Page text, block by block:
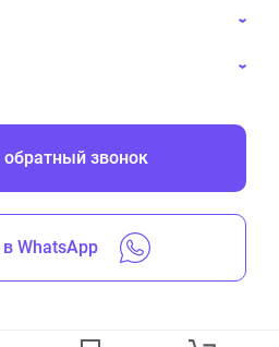
обратный звонок
WhatsApp